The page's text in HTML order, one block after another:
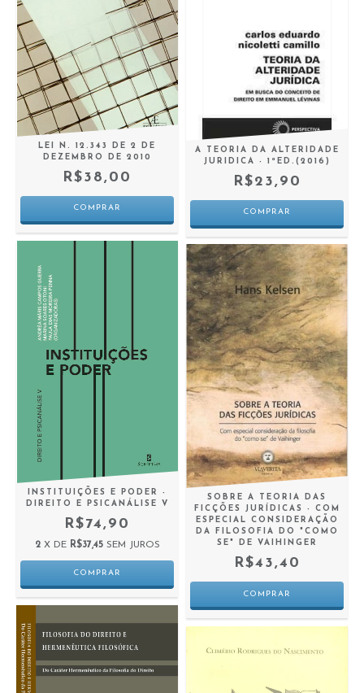
LEI N. 12.343 DE 2 DE
DEZEMBRO DE 2010
R$38,00
A TEORIA DA ALTERIDADE
JURIDICA - 1ªED.(2016)
R$23,90
INSTITUIÇÕES E PODER -
DIREITO E PSICANÁLISE V
R$74,90
2 X DE R$37,45 SEM JUROS
SOBRE A TEORIA DAS
FICÇÕES JURÍDICAS - COM
ESPECIAL CONSIDERAÇÃO
DA FILOSOFIA DO "COMO
SE" DE VAIHINGER
R$43,40